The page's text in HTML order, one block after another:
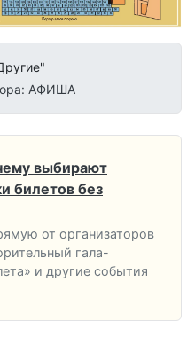
АФИША
выбирают
билетов без
от организаторов
гала-
и другие события